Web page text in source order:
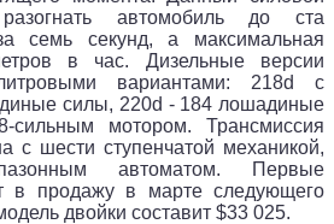
автомобиль до ста
семь секунд, а максимальная
в час. Дизельные версии
вариантами: 218d с
силы, 220d - 184 лошадиные
мотором. Трансмиссия
с шести ступенчатой механикой,
автоматом. Первые
в продажу в марте следующего
двойки составит $33 025.